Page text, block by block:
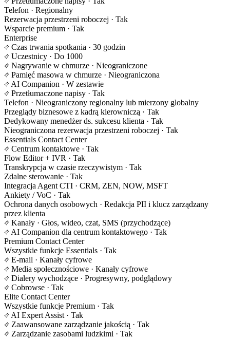
Telefon · Regionalny
Rezerwacja przestrzeni roboczej · Tak
Wsparcie premium · Tak
Enterprise
Czas trwania spotkania · 30 godzin
Uczestnicy · Do 1000
Nagrywanie w chmurze · Nieograniczone
Pamięć masowa w chmurze · Nieograniczona
AI Companion · W zestawie
Przetłumaczone napisy · Tak
Telefon · Nieograniczony regionalny lub mierzony globalny
Przeglądy biznesowe z kadrą kierowniczą · Tak
Dedykowany menedżer ds. sukcesu klienta · Tak
Nieograniczona rezerwacja przestrzeni roboczej · Tak
Essentials Contact Center
Centrum kontaktowe · Tak
Flow Editor + IVR · Tak
Transkrypcja w czasie rzeczywistym · Tak
Zdalne sterowanie · Tak
Integracja Agent CTI · CRM, ZEN, NOW, MSFT
Ankiety / VoC · Tak
Ochrona danych osobowych · Redakcja PII i klucz zarządzany
przez klienta
Kanały · Głos, wideo, czat, SMS (przychodzące)
AI Companion dla centrum kontaktowego · Tak
Premium Contact Center
Wszystkie funkcje Essentials · Tak
E-mail · Kanały cyfrowe
Media społecznościowe · Kanały cyfrowe
Dialery wychodzące · Progresywny, podglądowy
Cobrowse · Tak
Elite Contact Center
Wszystkie funkcje Premium · Tak
AI Expert Assist · Tak
Zaawansowane zarządzanie jakością · Tak
Zarządzanie zasobami ludzkimi · Tak